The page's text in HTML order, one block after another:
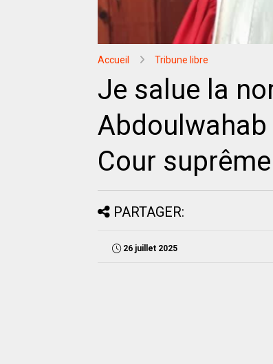
Accueil Tribune libre
Je salue la
Cour suprême
PARTAGER:
26 juillet 2025